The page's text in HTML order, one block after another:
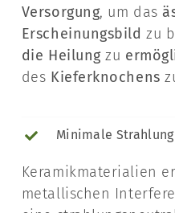
Versorgung, um das
Erscheinungsbild zu
die Heilungzu
des Kieferknochens
Minimale Strahlung
Keramikmaterialien
metallischen